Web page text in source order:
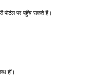
पोर्टल पर पहुँच सकते हैं।
हों।